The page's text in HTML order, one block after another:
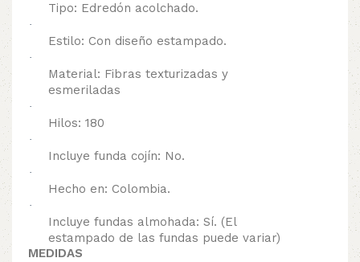
Tipo: Edredón acolchado.
·
Estilo: Con diseño estampado.
·
Material: Fibras texturizadas y
esmeriladas
·
Hilos: 180
·
Incluye funda cojín: No.
·
Hecho en: Colombia.
·
Incluye fundas almohada: Sí. (El
estampado de las fundas puede variar)
MEDIDAS